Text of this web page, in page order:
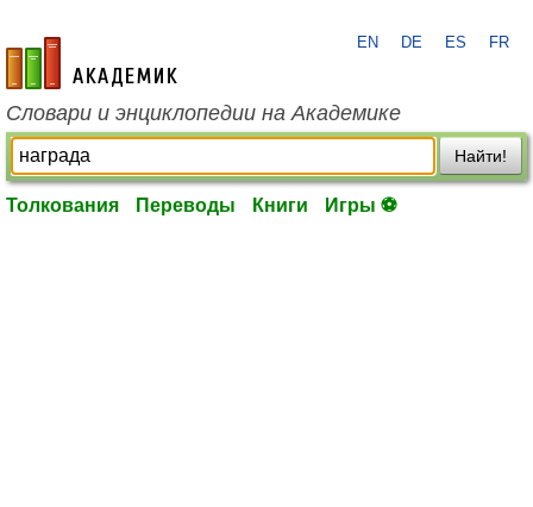
academic.ru
EN DE ES FR
Словари и энциклопедии на Академике
Найти!
Толкования Переводы Книги Игры ⚽